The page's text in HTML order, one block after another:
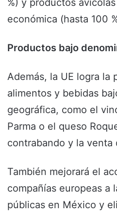
%) y productos
económica (hasta 100
Productos bajo
Además, la UE logra la
alimentos y bebidas
geográfica, como el
Parma o el queso
contrabando y la venta
También mejorará el
compañías europeas a
públicas en México y